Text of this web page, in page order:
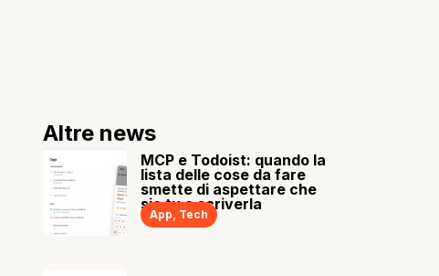
Altre news
MCP e Todoist: quando la
lista delle cose da fare
smette di aspettare che
sia tu a scriverla
App, Tech